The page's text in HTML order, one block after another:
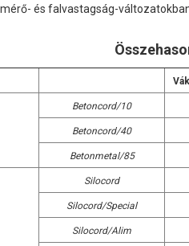
és falvastagság-
Betoncord/10
Betoncord/40
Betonmetal/85
Silocord
Silocord/Special
Silocord/Alim